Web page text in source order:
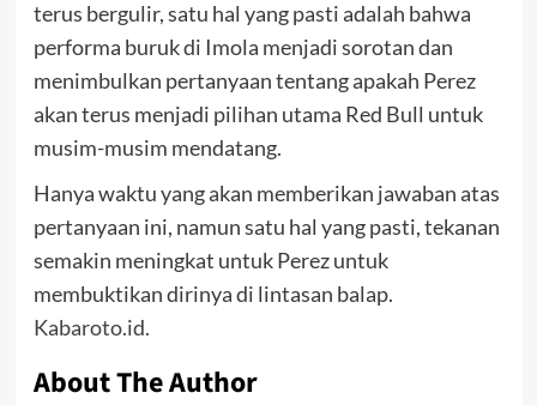
terus bergulir, satu hal yang pasti adalah bahwa
performa buruk di Imola menjadi sorotan dan
menimbulkan pertanyaan tentang apakah Perez
akan terus menjadi pilihan utama Red Bull untuk
musim-musim mendatang.
Hanya waktu yang akan memberikan jawaban atas
pertanyaan ini, namun satu hal yang pasti, tekanan
semakin meningkat untuk Perez untuk
membuktikan dirinya di lintasan balap.
Kabaroto.id.
About The Author